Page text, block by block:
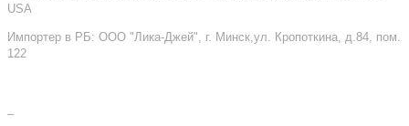
USA
Импортер в РБ: ООО "Лика-Джей", г. Минск,ул. Кропоткина, д.84, пом.
122
–